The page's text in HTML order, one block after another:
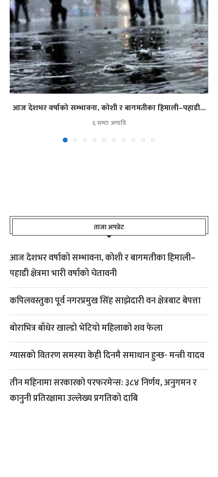
आज देशभर वर्षाको सम्भावना, कोशी र बागमतीका हिमाली–पहाडी...
६ घण्टा अगाडि
ताजा अपडेट
आज देशभर वर्षाको सम्भावना, कोशी र बागमतीका हिमाली–
पहाडी क्षेत्रमा भारी वर्षाको चेतावनी
कपिलवस्तुका पूर्व नगरप्रमुख सिंह साझेदारी वन क्षेत्रबाट बेपत्ता
बोराभित्र बाँधेर खाल्डो भेटियो महिलाको शव फेला
ग्यासको वितरण समस्या केही दिनमै समाधान हुन्छ- मन्त्री यादव
तीन महिनामा सरकारको परफरमेन्स: ३८४ निर्णय, अनुगमन र
कानुनी प्रतिरक्षामा उल्लेख्य प्रगतिको दाबि